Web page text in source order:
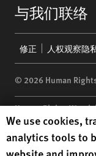
与我们联络
menu
修正 人权观察隐
© 2026 Human
Human Rights Watch
10118-3299USA|t
Human Rights Watch
Human Rights
We use cookies,
analytics tools to